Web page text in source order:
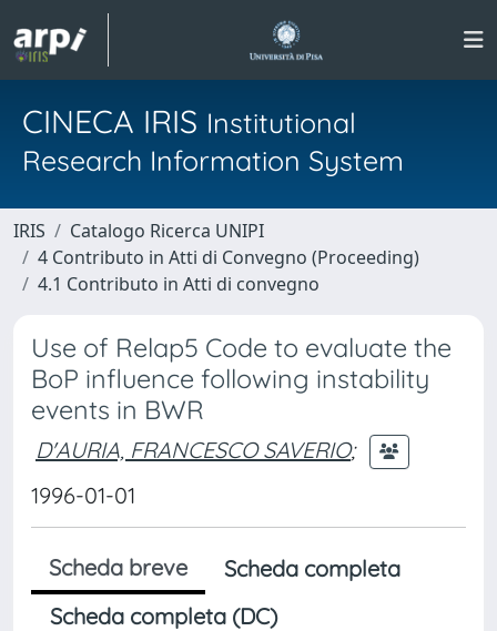
CINECA IRIS Institutional
Research Information System
IRIS
Catalogo Ricerca UNIPI
4 Contributo in Atti di Convegno (Proceeding)
4.1 Contributo in Atti di convegno
Use of Relap5 Code to evaluate the
BoP influence following instability
events in BWR
D'AURIA, FRANCESCO SAVERIO;
1996-01-01
Scheda breve
Scheda completa
Scheda completa (DC)